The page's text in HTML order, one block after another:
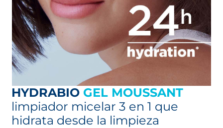
HYDRABIO GEL MOUSSANT
limpiador micelar 3 en 1 que
hidrata desde la limpieza